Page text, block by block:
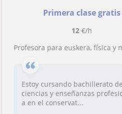
Primera clase gratis
12€/h
Profesora para euskera, física y matemáticas. Refuerzo en cualquier asignatura, posibilidad de
Estoy cursando bachillerato de
ciencias y enseñanzas
a en el conservat...